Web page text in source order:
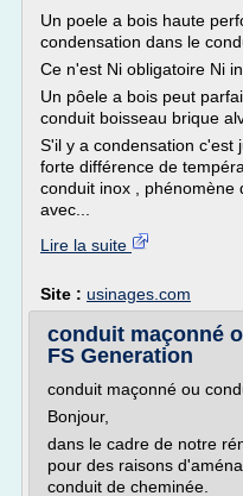
Un poele a bois haute
condensation dans le
Ce n'est Ni obligatoire Ni
Un pôele a bois peut
conduit boisseau brique
S'il y a condensation c'est
forte différence de
conduit inox , phénomène
avec...
Lire la suite
Site : usinages.com
conduit maçonné
FS Generation
conduit maçonné ou
Bonjour,
dans le cadre de notre
pour des raisons
conduit de cheminée.